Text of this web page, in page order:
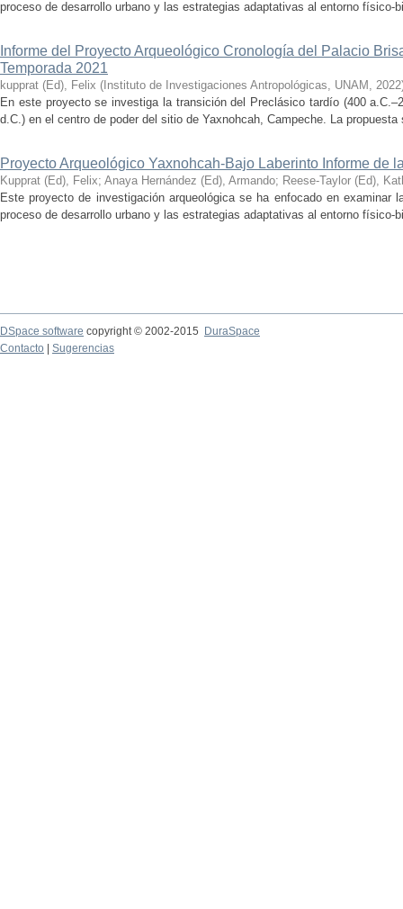
proceso de desarrollo urbano y las estrategias adaptativas al entorno físico-
Informe del Proyecto Arqueológico Cronología del Palacio
Temporada 2021
kupprat (Ed), Felix ( Instituto de Investigaciones Antropológicas, UNAM , 2022
En este proyecto se investiga la transición del Preclásico tardío (400
d.C.) en el centro de poder del sitio de Yaxnohcah, Campeche. La
Proyecto Arqueológico Yaxnohcah-Bajo Laberinto Informe de
Kupprat (Ed), Felix; Anaya Hernández (Ed), Armando; Reese-Taylor (Ed),
Este proyecto de investigación arqueológica se ha enfocado en examinar
proceso de desarrollo urbano y las estrategias adaptativas al entorno físico-
DSpace software copyright © 2002-2015
DuraSpace
Contacto
Sugerencias